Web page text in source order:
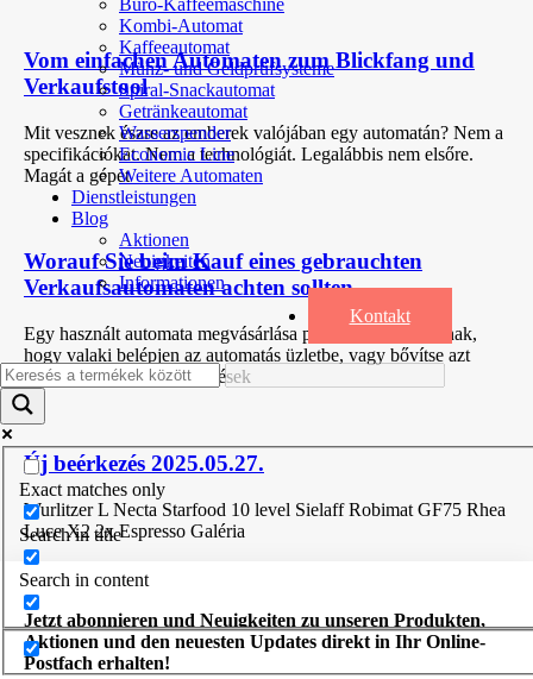
Büro-Kaffeemaschine
Kombi-Automat
Kaffeeautomat
Münz- und Geldprüfsysteme
Spiral-Snackautomat
Getränkeautomat
Wasserspender
Economic Line
Weitere Automaten
Dienstleistungen
Blog
Aktionen
Neuigkeiten
Informationen
Kontakt
Exact matches only
Search in title
Search in content
Vom einfachen Automaten zum Blickfang und
Verkaufstool
Mit vesznek észre az emberek valójában egy automatán? Nem a
specifikációkat. Nem a technológiát. Legalábbis nem elsőre.
Magát a gépet
Worauf Sie beim Kauf eines gebrauchten
Verkaufsautomaten achten sollten
Egy használt automata megvásárlása praktikus módja annak,
hogy valaki belépjen az automatás üzletbe, vagy bővítse azt
anélkül, hogy új berendezések
Új beérkezés 2025.05.27.
Wurlitzer L Necta Starfood 10 level Sielaff Robimat GF75 Rhea
Luce X2 2x Espresso Galéria
Jetzt abonnieren und Neuigkeiten zu unseren Produkten,
Aktionen und den neuesten Updates direkt in Ihr Online-
Postfach erhalten!